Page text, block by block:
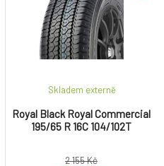
Royal Black Royal Commercial
195/65 R 16C 104/102T
Skladem externě
2 155 Kč